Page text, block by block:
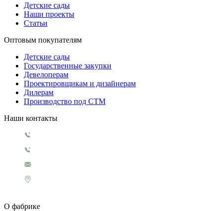
Детские сады
Наши проекты
Статьи
Оптовым покупателям
Детские сады
Государственные закупки
Девелоперам
Проектировщикам и дизайнерам
Дилерам
Производство под СТМ
Наши контакты
О фабрике